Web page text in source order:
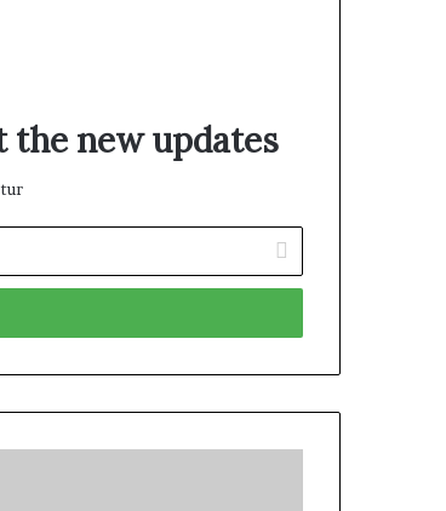
new updates!
بريدك
الإلكتروني